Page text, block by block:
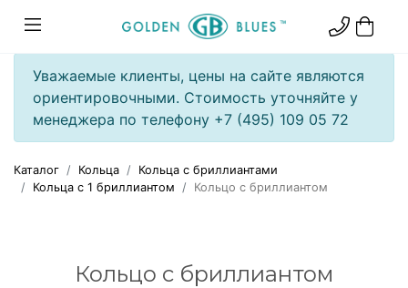
Уважаемые клиенты, цены на сайте являются
ориентировочными. Стоимость уточняйте у
менеджера по телефону +7 (495) 109 05 72
Каталог Кольца
Кольца с бриллиантами
Кольца с 1 бриллиантом
Кольцо с бриллиантом
Кольцо с бриллиантом